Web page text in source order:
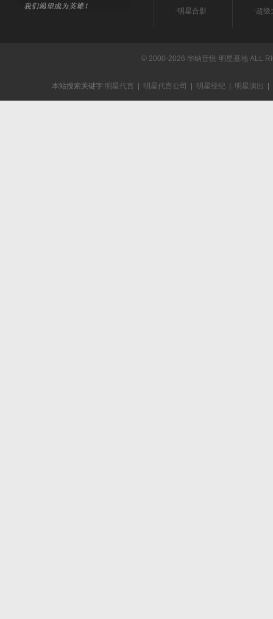
·明星合影 ·超级
© 2000-2026 华纳音悦·明星基地 ALL
本站搜索关键字:明星代言 明星代言公司 明星经纪 明星演出